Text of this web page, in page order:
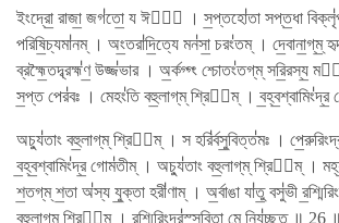
ইংদ্রো॒ রাজা॒ জগ॑তো॒ য ঈশে᳚ । স॒প্তহো॑তা সপ্ত॒ধা
পরিষি॒চ্যমা॑নম্ । অং॒তরা॑দি॒ত্যে মন॑সা॒ চরং॑তম্ । দে॒বানা॒গ্​ম্॒
ব্রহ্মৈ॒তদ্ব্রহ্ম॑ণ॒ উজ্জ॑ভার । অ॒র্কগ্গ্‍ং শ্চোতং॑তগ্​ম্
স॒প্ত পের॑বঃ । মেহং॑তি বহু॒লাগ্​ম্ শ্রিয᳚ম্ ।
অচ্যু॑তাং বহু॒লাগ্​ম্ শ্রিয᳚ম্ । স হরি॑র্বসু॒বিত্ত॑মঃ ।
ব॒হ্ব॒শ্বামিং॑দ্র॒ গোম॑তীম্ । অচ্যু॑তাং বহু॒লাগ্​ম্ শ্রিয᳚ম্ ।
শ॒তগ্​ম্ শ॒তা অ॑স্য যু॒ক্তা হরী॑ণাম্ । অ॒র্বাঙা যা॑তু॒ বসু॑ভী
বহু॒লাগ্​ম্ শ্রিয᳚ম্ । র॒শ্মিরিংদ্র॑স্সবি॒তা মে॒ নিয॑চ্ছতু ॥ 26 ॥